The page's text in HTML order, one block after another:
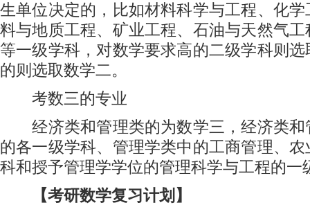
生单位决定的，比如材料科学与工程、化
料与地质工程、矿业工程、石油与天然气
等一级学科，对数学要求高的二级学科则
的则选取数学二。
考数三的专业
经济类和管理类的为数学三，经济类和
的各一级学科、管理学类中的工商管理、
科和授予管理学学位的管理科学与工程的一
【考研数学复习计划】